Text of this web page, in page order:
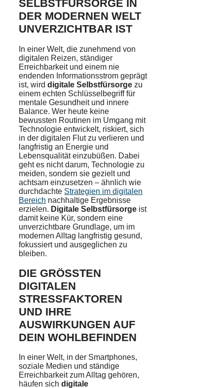
SELBSTFÜRSORGE IN
DER MODERNEN WELT
UNVERZICHTBAR IST
In einer Welt, die zunehmend von
digitalen Reizen, ständiger
Erreichbarkeit und einem nie
endenden Informationsstrom geprägt
ist, wird digitale Selbstfürsorge zu
einem echten Schlüsselbegriff für
mentale Gesundheit und innere
Balance. Wer heute keine
bewussten Routinen im Umgang mit
Technologie entwickelt, riskiert, sich
in der digitalen Flut zu verlieren und
langfristig an Energie und
Lebensqualität einzubüßen. Dabei
geht es nicht darum, Technologie zu
meiden, sondern sie gezielt und
achtsam einzusetzen – ähnlich wie
durchdachte Strategien im digitalen
Bereich nachhaltige Ergebnisse
erzielen. Digitale Selbstfürsorge ist
damit keine Kür, sondern eine
unverzichtbare Grundlage, um im
modernen Alltag langfristig gesund,
fokussiert und ausgeglichen zu
bleiben.
DIE GRÖSSTEN D
IGITALEN S
TRESSFAKTOREN U
ND IHRE A
USWIRKUNGEN AUF D
EIN WOHLBEFINDEN
In einer Welt, in der Smartphones,
soziale Medien und ständige
Erreichbarkeit zum Alltag gehören,
häufen sich digitale